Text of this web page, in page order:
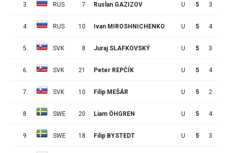
3. RUS 7 Ruslan GAZIZOV U 5 3
4. RUS 10 Ivan MIROSHNICHENKO U 5 4
5. SVK 8 Juraj SLAFKOVSKÝ U 5 3
6. SVK 21 Peter REPČÍK U 5 4
7. SVK 10 Filip MEŠÁR U 5 2
8. SWE 20 Liam ÖHGREN U 5 4
9. SWE 18 Filip BYSTEDT U 5 3